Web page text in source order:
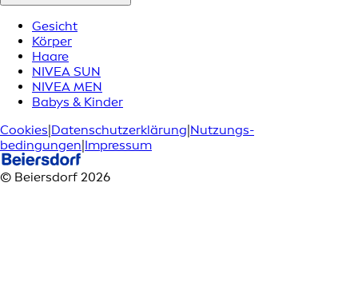
Gesicht
Körper
Haare
NIVEA SUN
NIVEA MEN
Babys & Kinder
Cookies|Datenschutzerklärung|Nutzungs­
bedingungen|Impressum
© Beiersdorf 2026